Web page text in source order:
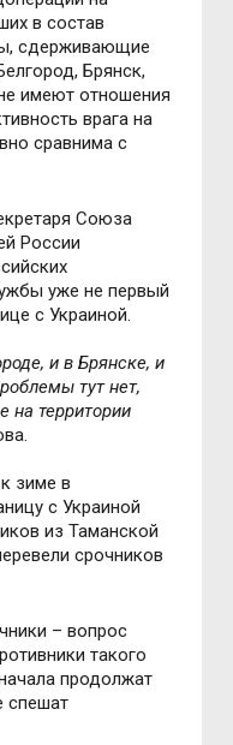
в состав
сдерживающие
Брянск,
имеют отношения
врага на
сравнима с
Союза
России
уже не первый
с Украиной.
и в Брянске, и
тут нет,
на территории
зиме в
с Украиной
из Таманской
срочников
– вопрос
такого
продолжат
спешат